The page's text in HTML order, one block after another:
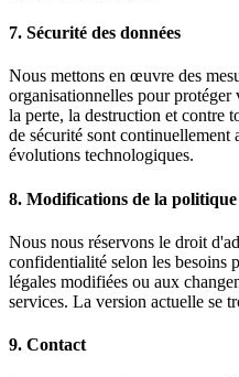
7. Sécurité des données
Nous mettons en œuvre des
organisationnelles pour
la perte, la destruction et contre
de sécurité sont continuellement
évolutions technologiques.
8. Modifications de la
Nous nous réservons le droit
confidentialité selon les besoins
légales modifiées ou aux
services. La version actuelle se
9. Contact